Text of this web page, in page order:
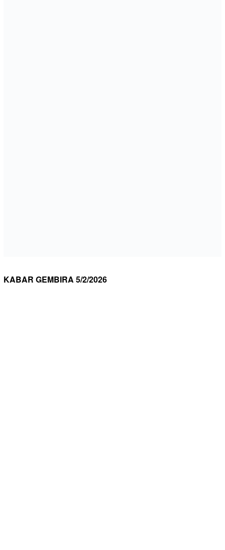
KABAR GEMBIRA 5/2/2026